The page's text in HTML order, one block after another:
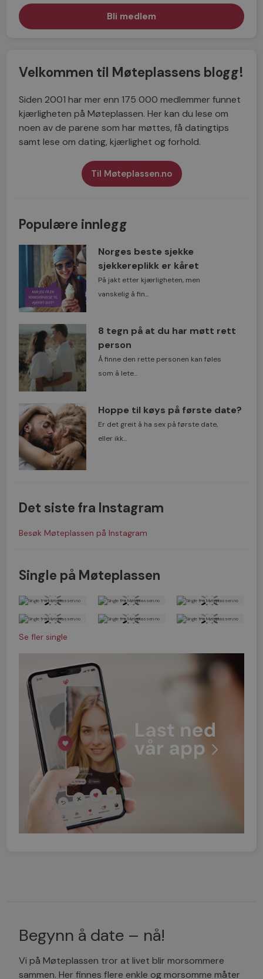
Velkommen til Møteplassens blogg!
Siden 2001 har mer enn 175 000 medlemmer funnet
kjærligheten på Møteplassen. Her kan du lese om
noen av de parene som har møttes, få datingtips
samt lese om dating, kjærlighet og forhold.
Til Møteplassen.no
Populære innlegg
Norges beste sjekke
sjekkereplikk er kåret
På jakt etter kjærligheten, men
vanskelig å fin...
8 tegn på at du har møtt rett
person
Å finne den rette personen kan føles
som å lete...
Hoppe til køys på første date?
Er det greit å ha sex på første date,
eller ikk...
Det siste fra Instagram
Besøk Møteplassen på Instagram
Single på Møteplassen
Se fler single
Begynn å date – nå!
Vi på Møteplassen tror at livet blir morsommere
sammen. Her finnes flere enkle og morsomme måter